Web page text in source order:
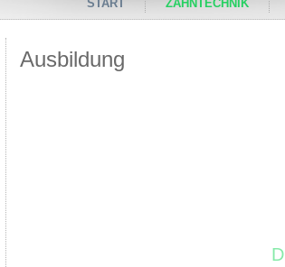
START ZAHNTECHNIK
Ausbildung